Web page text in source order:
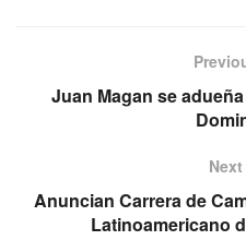
Juan Magan se
Anuncian Carrera de
Latinoamericano